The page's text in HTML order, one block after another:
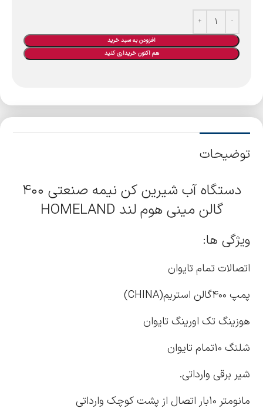
افزودن به سبد خرید
هم اکنون خریداری کنید
توضیحات
دستگاه آب شیرین کن نیمه صنعتی ۴۰۰
گالن مینی هوم لند HOMELAND
ویژگی ها:
اتصالات تمام تایوان
پمپ ۴۰۰گالن استریم(CHINA)
هوزینگ تک اورینگ تایوان
شلنگ 10تمام تایوان
شیر برقی وارداتی.
مانومتر 10بار اتصال از پشت کوچک وارداتی